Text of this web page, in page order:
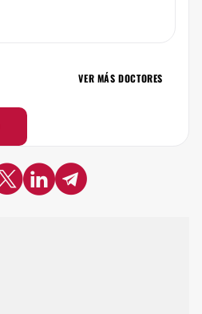
VER MÁS DOCTORES